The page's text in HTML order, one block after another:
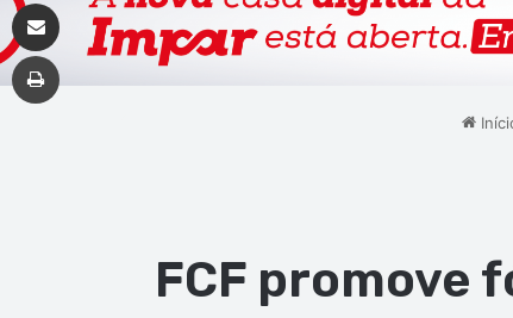
FCF promove
Imprimir